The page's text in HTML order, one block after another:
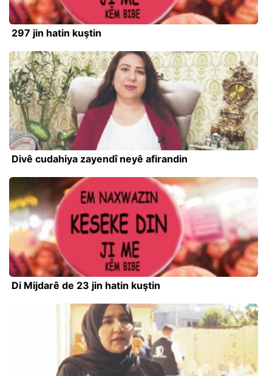
297 jin hatin kuştin
Divê cudahiya zayendî neyê afirandin
Di Mijdarê de 23 jin hatin kuştin